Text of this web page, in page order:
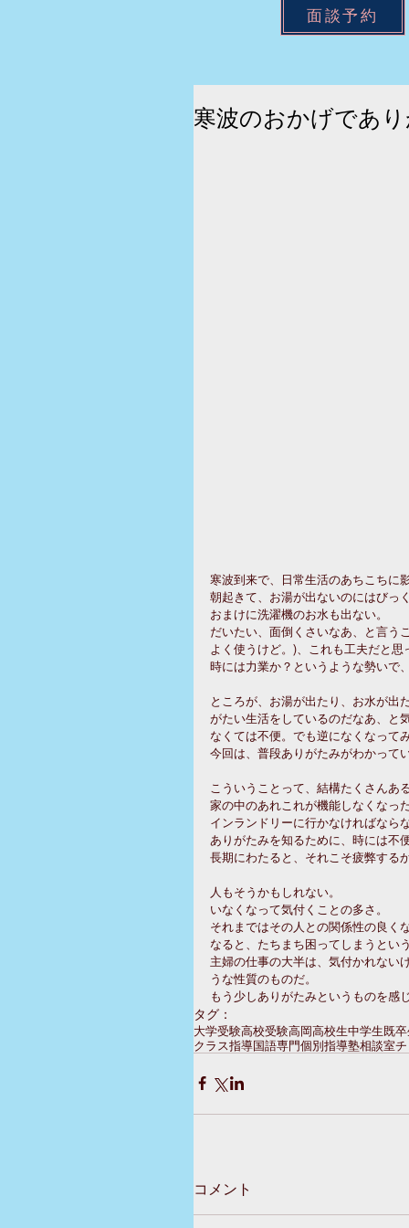
面談予約
寒波のおかげであ
寒波到来で、日常生活のあちこちに
朝起きて、お湯が出ないのにはびっく
おまけに洗濯機のお水も出ない。
だいたい、面倒くさいなあ、と言う
よく使うけど。)、これも工夫だと思
時には力業か？というような勢いで
ところが、お湯が出たり、お水が出
がたい生活をしているのだなあ、と
なくては不便。でも逆になくなって
今回は、普段ありがたみがわかって
こういうことって、結構たくさんあ
家の中のあれこれが機能しなくなっ
インランドリーに行かなければなら
ありがたみを知るために、時には不
長期にわたると、それこそ疲弊する
人もそうかもしれない。
いなくなって気付くことの多さ。
それまではその人との関係性の良く
なると、たちまち困ってしまうという
主婦の仕事の大半は、気付かれない
うな性質のものだ。
もう少しありがたみというものを感
タグ：
大学受験高校受験高岡高校生中学生既
クラス指導国語専門個別指導塾相談室
コメント